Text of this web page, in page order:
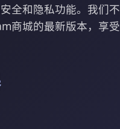
全和隐私功能。我们不
商城的最新版本，享受